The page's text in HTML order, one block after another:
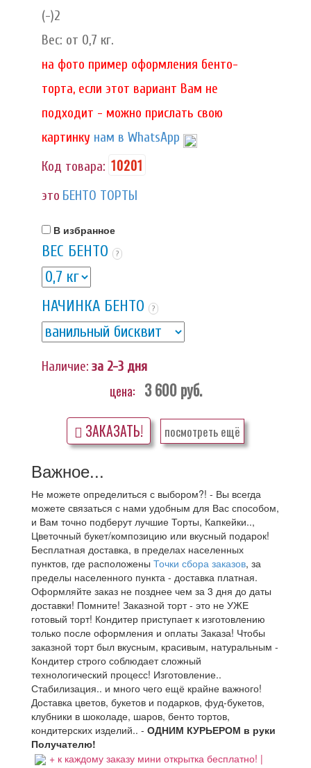
(-)2
Вес: от 0,7 кг.
на фото пример оформления бенто-
торта, если этот вариант Вам не
подходит - можно прислать свою
картинку нам в WhatsApp
Код товара: 10201
это БЕНТО ТОРТЫ
В избранное
ВЕС БЕНТО ?
НАЧИНКА БЕНТО ?
Наличие: за 2-3 дня
цена: 3 600руб.
ЗАКАЗАТЬ! посмотреть ещё
Важное...
Не можете определиться с выбором?! - Вы всегда
можете связаться с нами удобным для Вас способом,
и Вам точно подберут лучшие Торты, Капкейки..,
Цветочный букет/композицию или вкусный подарок!
Бесплатная доставка, в пределах населенных
пунктов, где расположены Точки сбора заказов, за
пределы населенного пункта - доставка платная.
Оформляйте заказ не позднее чем за 3 дня до даты
доставки! Помните! Заказной торт - это не УЖЕ
готовый торт! Кондитер приступает к изготовлению
только после оформления и оплаты Заказа! Чтобы
заказной торт был вкусным, красивым, натуральным -
Кондитер строго соблюдает сложный
технологический процесс! Изготовление..
Стабилизация.. и много чего ещё крайне важного!
Доставка цветов, букетов и подарков, фуд-букетов,
клубники в шоколаде, шаров, бенто тортов,
кондитерских изделий.. - ОДНИМ КУРЬЕРОМ в руки
Получателю!
+ к каждому заказу мини открытка бесплатно! |